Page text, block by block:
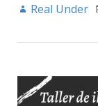
Real Under